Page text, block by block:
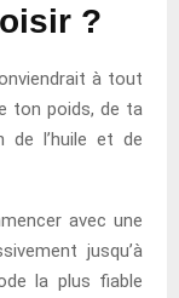
?
à tout
ton poids, de ta
de l’huile et de
avec une
jusqu’à
la plus fiable